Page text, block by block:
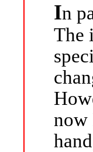
In
The
now